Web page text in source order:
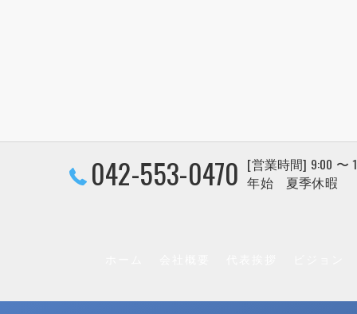
042-553-0470 [営業時間] 9:00
年始 夏季休暇